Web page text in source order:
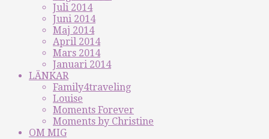
Juli 2014
Juni 2014
Maj 2014
April 2014
Mars 2014
Januari 2014
LÄNKAR
Family4traveling
Louise
Moments Forever
Moments by Christine
OM MIG